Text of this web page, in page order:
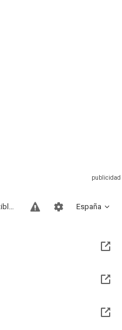
España
Sitios compatibles